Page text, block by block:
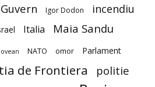
Guvern Igor Dodon incendiu
Italia Maia Sandu
NATO omor Parlament
de Frontiera politie